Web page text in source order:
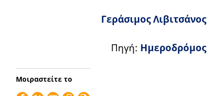
Γεράσιμος Λιβιτσάνος
Πηγή: Ημεροδρόμος
Μοιραστείτε το